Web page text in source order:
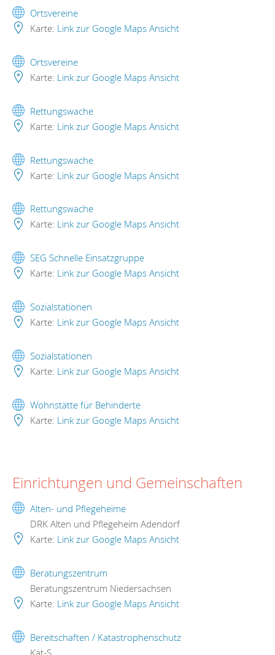
Ortsvereine
Karte: Link zur Google Maps Ansicht
Ortsvereine
Karte: Link zur Google Maps Ansicht
Rettungswache
Karte: Link zur Google Maps Ansicht
Rettungswache
Karte: Link zur Google Maps Ansicht
Rettungswache
Karte: Link zur Google Maps Ansicht
SEG Schnelle Einsatzgruppe
Karte: Link zur Google Maps Ansicht
Sozialstationen
Karte: Link zur Google Maps Ansicht
Sozialstationen
Karte: Link zur Google Maps Ansicht
Wohnstätte für Behinderte
Karte: Link zur Google Maps Ansicht
Einrichtungen und Gemeinschaften
Alten- und Pflegeheime
DRK Alten und Pflegeheim Adendorf
Karte: Link zur Google Maps Ansicht
Beratungszentrum
Beratungszentrum Niedersachsen
Karte: Link zur Google Maps Ansicht
Bereitschaften / Katastrophenschutz
Kat-S